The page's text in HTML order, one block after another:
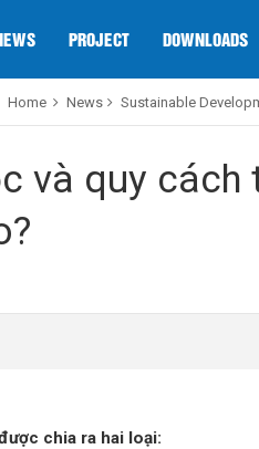
PROJECT DOWNLOADS
Home News Sustainable
và quy
chia ra hai loại: